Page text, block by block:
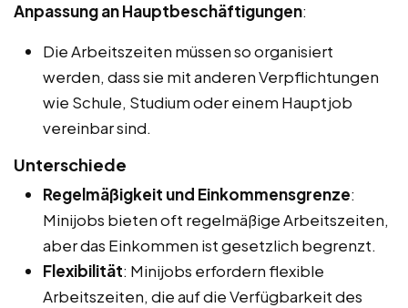
Anpassung an Hauptbeschäftigungen:
Die Arbeitszeiten müssen so organisiert
werden, dass sie mit anderen Verpflichtungen
wie Schule, Studium oder einem Hauptjob
vereinbar sind.
Unterschiede
Regelmäßigkeit und Einkommensgrenze:
Minijobs bieten oft regelmäßige Arbeitszeiten,
aber das Einkommen ist gesetzlich begrenzt.
Flexibilität: Minijobs erfordern flexible
Arbeitszeiten, die auf die Verfügbarkeit des